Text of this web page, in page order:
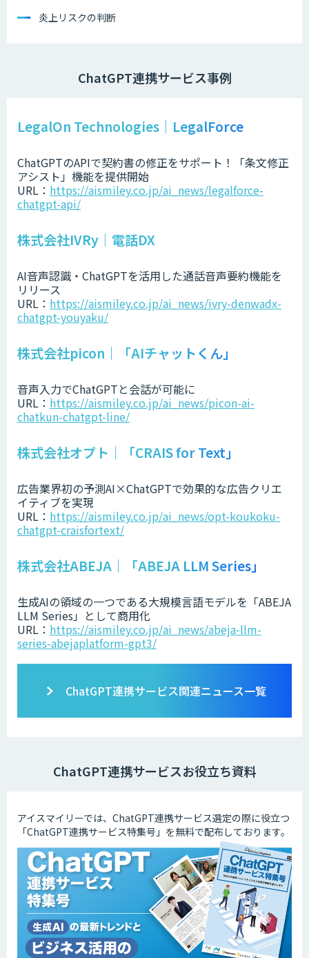
炎上リスクの判断
ChatGPT連携サービス事例
LegalOn Technologies｜LegalForce
ChatGPTのAPIで契約書の修正をサポート！「条文修正
アシスト」機能を提供開始
URL： https://aismiley.co.jp/ai_news/legalforce-
chatgpt-api/
株式会社IVRy｜電話DX
AI音声認識・ChatGPTを活用した通話音声要約機能を
リリース
URL： https://aismiley.co.jp/ai_news/ivry-denwadx-
chatgpt-youyaku/
株式会社picon｜「AIチャットくん」
音声入力でChatGPTと会話が可能に
URL： https://aismiley.co.jp/ai_news/picon-ai-
chatkun-chatgpt-line/
株式会社オプト｜「CRAIS for Text」
広告業界初の予測AI×ChatGPTで効果的な広告クリエ
イティブを実現
URL： https://aismiley.co.jp/ai_news/opt-koukoku-
chatgpt-craisfortext/
株式会社ABEJA｜「ABEJA LLM Series」
生成AIの領域の一つである大規模言語モデルを「ABEJA
LLM Series」として商用化
URL： https://aismiley.co.jp/ai_news/abeja-llm-
series-abejaplatform-gpt3/
ChatGPT連携サービス関連ニュース一覧
ChatGPT連携サービスお役立ち資料
アイスマイリーでは、ChatGPT連携サービス選定の際に役立つ
「ChatGPT連携サービス特集号」を無料で配布しております。